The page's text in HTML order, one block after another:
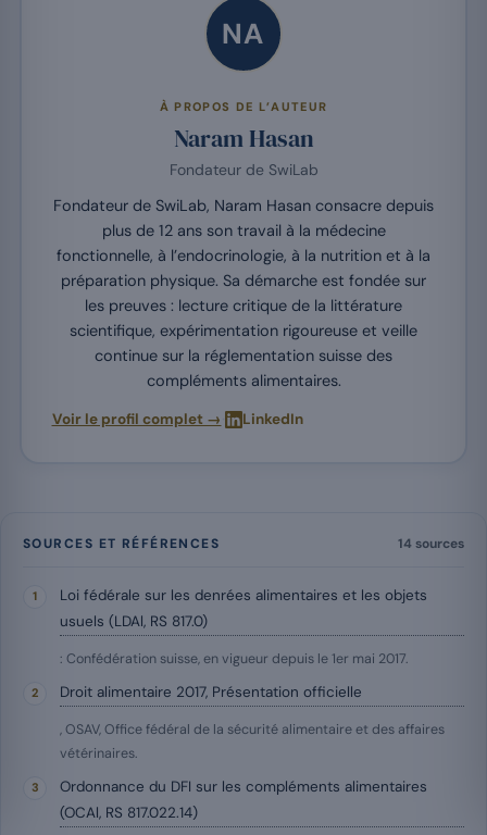
NA
À PROPOS DE L’AUTEUR
Naram Hasan
Fondateur de SwiLab
Fondateur de SwiLab, Naram Hasan consacre depuis
plus de 12 ans son travail à la médecine
fonctionnelle, à l’endocrinologie, à la nutrition et à la
préparation physique. Sa démarche est fondée sur
les preuves : lecture critique de la littérature
scientifique, expérimentation rigoureuse et veille
continue sur la réglementation suisse des
compléments alimentaires.
Voir le profil complet → LinkedIn
SOURCES ET RÉFÉRENCES 14 sources
Loi fédérale sur les denrées alimentaires et les objets
usuels (LDAl, RS 817.0)
: Confédération suisse, en vigueur depuis le 1er mai 2017.
Droit alimentaire 2017, Présentation officielle
, OSAV, Office fédéral de la sécurité alimentaire et des affaires
vétérinaires.
Ordonnance du DFI sur les compléments alimentaires
(OCAl, RS 817.022.14)